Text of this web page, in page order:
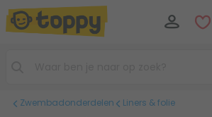
Zwembadonderdelen Liners & folie